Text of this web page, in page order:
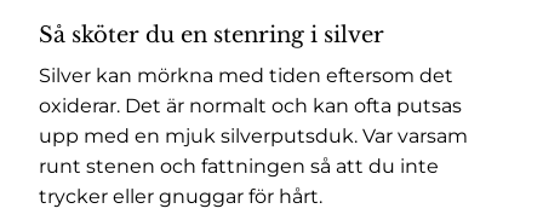
Så sköter du en stenring i silver
Silver kan mörkna med tiden eftersom det
oxiderar. Det är normalt och kan ofta putsas
upp med en mjuk silverputsduk. Var varsam
runt stenen och fattningen så att du inte
trycker eller gnuggar för hårt.